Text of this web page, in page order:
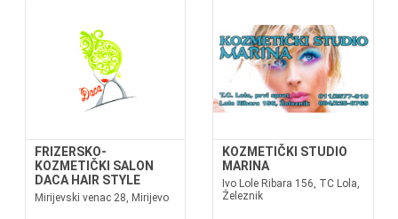
FRIZERSKO-
KOZMETIČKI SALON
DACA HAIR STYLE
Mirijevski venac 28, Mirijevo
KOZMETIČKI STUDIO
MARINA
Ivo Lole Ribara 156, TC Lola,
Železnik